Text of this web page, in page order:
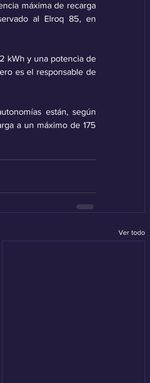
máxima de recarga
al Elroq 85, en
kWh y una potencia de
es el responsable de
están, según
a un máximo de 175
Ver todo